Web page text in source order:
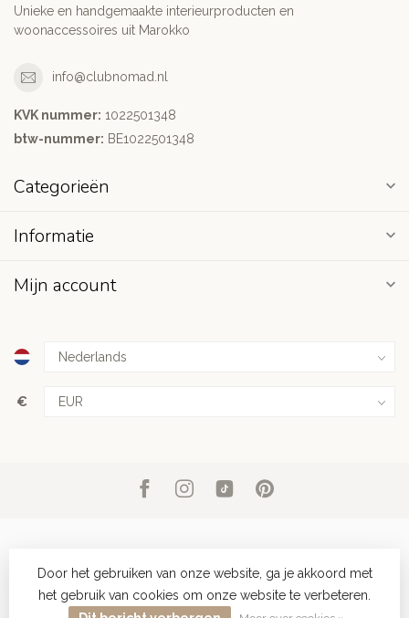
Unieke en handgemaakte interieurproducten en
woonaccessoires uit Marokko
info@clubnomad.nl
KVK nummer: 1022501348
btw-nummer: BE1022501348
Categorieën
Informatie
Mijn account
€
© Copyright 2026 Club Nomad- Powered byLightspeed-
Door het gebruiken van onze website, ga je akkoord met
het gebruik van cookies om onze website te verbeteren.